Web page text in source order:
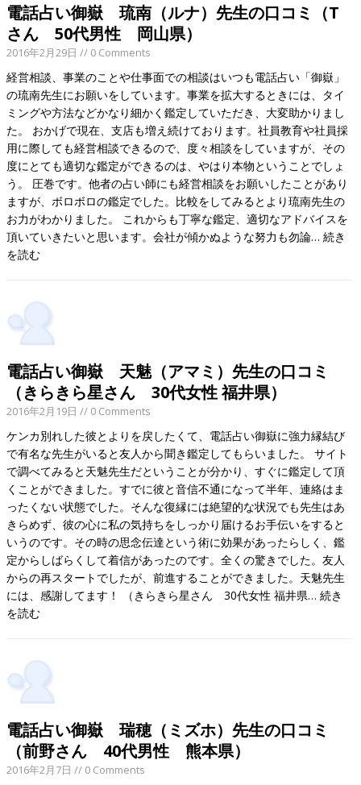
電話占い御嶽 琉南（ルナ）先生の口コミ（T
さん 50代男性 岡山県）
2016年2月29日 // 0 Comments
経営相談、事業のことや仕事面での相談はいつも電話占い「御嶽」
の琉南先生にお願いをしています。事業を拡大するときには、タイ
ミングや方法などかなり細かく鑑定していただき、大変助かりまし
た。 おかげで現在、支店も増え続けております。社員教育や社員採
用に際しても経営相談できるので、度々相談をしていますが、その
度にとても適切な鑑定ができるのは、やはり本物ということでしょ
う。 圧巻です。他者の占い師にも経営相談をお願いしたことがあり
ますが、ボロボロの鑑定でした。比較をしてみるとより琉南先生の
お力がわかりました。 これからも丁寧な鑑定、適切なアドバイスを
頂いていきたいと思います。会社が傾かぬような努力も勿論…続き
を読む
電話占い御嶽 天魅（アマミ）先生の口コミ
（きらきら星さん 30代女性 福井県）
2016年2月19日 // 0 Comments
ケンカ別れした彼とよりを戻したくて、電話占い御嶽に強力縁結び
で有名な先生がいると友人から聞き鑑定してもらいました。 サイト
で調べてみると天魅先生だということが分かり、すぐに鑑定して頂
くことができました。すでに彼と音信不通になって半年、連絡はま
ったくない状態でした。そんな復縁には絶望的な状況でも先生はあ
きらめず、彼の心に私の気持ちをしっかり届けるお手伝いをすると
いうのです。その時の思念伝達という術に効果があったらしく、鑑
定からしばらくして着信があったのです。全くの驚きでした。友人
からの再スタートでしたが、前進することができました。天魅先生
には、感謝してます！ （きらきら星さん 30代女性 福井県…続き
を読む
電話占い御嶽 瑞穂（ミズホ）先生の口コミ
（前野さん 40代男性 熊本県）
2016年2月7日 // 0 Comments